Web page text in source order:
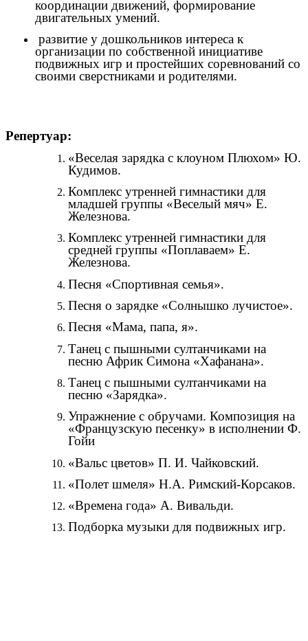
координации движений, формирование
двигательных умений.
развитие у дошкольников интереса к
организации по собственной инициативе
подвижных игр и простейших соревнований со
своими сверстниками и родителями.
Репертуар:
«Веселая зарядка с клоуном Плюхом» Ю.
Кудимов.
Комплекс утренней гимнастики для
младшей группы «Веселый мяч» Е.
Железнова.
Комплекс утренней гимнастики для
средней группы «Поплаваем» Е.
Железнова.
Песня «Спортивная семья».
Песня о зарядке «Солнышко лучистое».
Песня «Мама, папа, я».
Танец с пышными султанчиками на
песню Африк Симона «Хафанана».
Танец с пышными султанчиками на
песню «Зарядка».
Упражнение с обручами. Композиция на
«Французскую песенку» в исполнении Ф.
Гойи
«Вальс цветов» П. И. Чайковский.
«Полет шмеля» Н.А. Римский-Корсаков.
«Времена года» А. Вивальди.
Подборка музыки для подвижных игр.